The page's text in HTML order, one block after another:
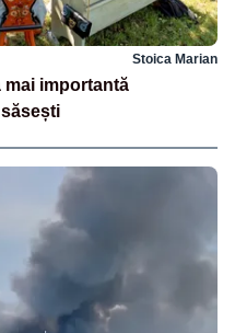
Stoica Marian
mai importantă